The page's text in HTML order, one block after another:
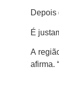
Depois
É
A
afirma.